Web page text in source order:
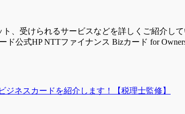
、受けられるサービスなどを詳しくご紹介し
公式HP NTTファイナンス Bizカード for